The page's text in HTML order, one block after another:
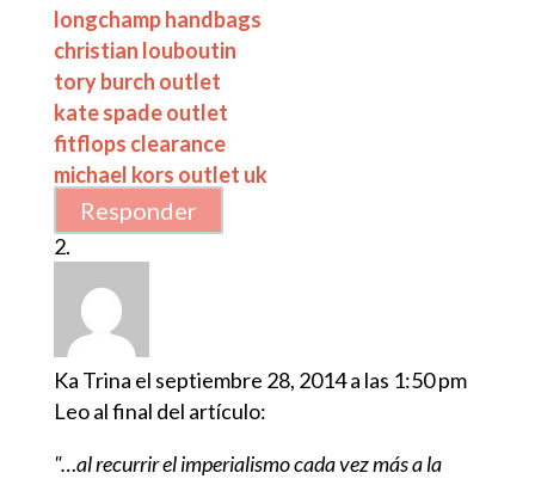
longchamp handbags
christian louboutin
tory burch outlet
kate spade outlet
fitflops clearance
michael kors outlet uk
Responder
Ka Trina el septiembre 28, 2014 a las 1:50 pm
Leo al final del artículo:
"…al recurrir el imperialismo cada vez más a la